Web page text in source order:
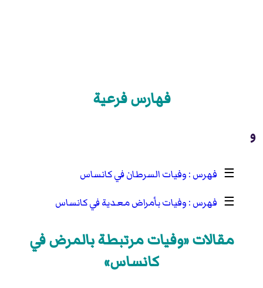
فهارس فرعية
و
☰
وفيات السرطان في كانساس
☰
وفيات بأمراض معدية في كانساس
مقالات «وفيات مرتبطة بالمرض في
كانساس»